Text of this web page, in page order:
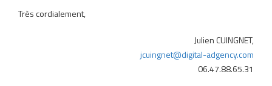
Très cordialement,
Julien CUINGNET,
jcuingnet@digital-adgency.com
06.47.88.65.31